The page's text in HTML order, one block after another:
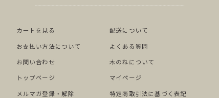
カートを見る
配送について
お支払い方法について
よくある質問
お問い合わせ
木のねについて
トップページ
マイページ
メルマガ登録・解除
特定商取引法に基づく表記